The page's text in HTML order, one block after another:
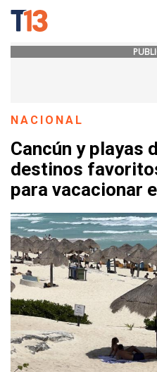
NACIONAL
Cancún y playas
destinos
para vacacionar